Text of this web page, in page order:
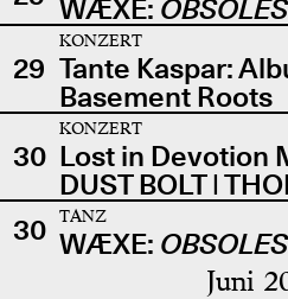
WÆXE:
29
KONZERT
Tante Kaspar:
Basement Roots
30
KONZERT
Lost in Devotion
DUST BOLT |
30
TANZ
WÆXE:
Juni